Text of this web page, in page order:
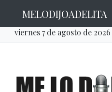
MELODIJOADELITA
viernes 7 de agosto de 2026